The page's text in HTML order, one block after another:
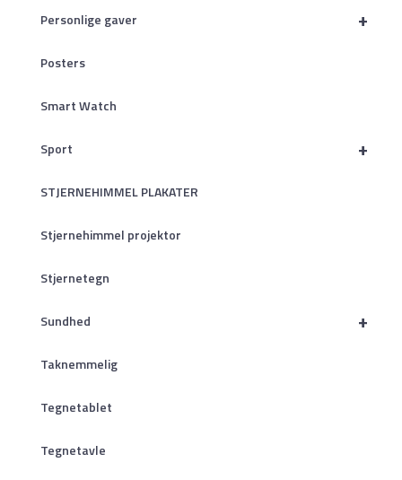
+
Personlige gaver
Posters
Smart Watch
+
Sport
STJERNEHIMMEL PLAKATER
Stjernehimmel projektor
Stjernetegn
+
Sundhed
Taknemmelig
Tegnetablet
Tegnetavle